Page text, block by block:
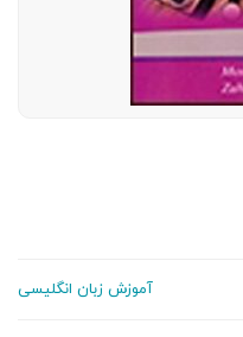
آموزش زبان انگلیسی